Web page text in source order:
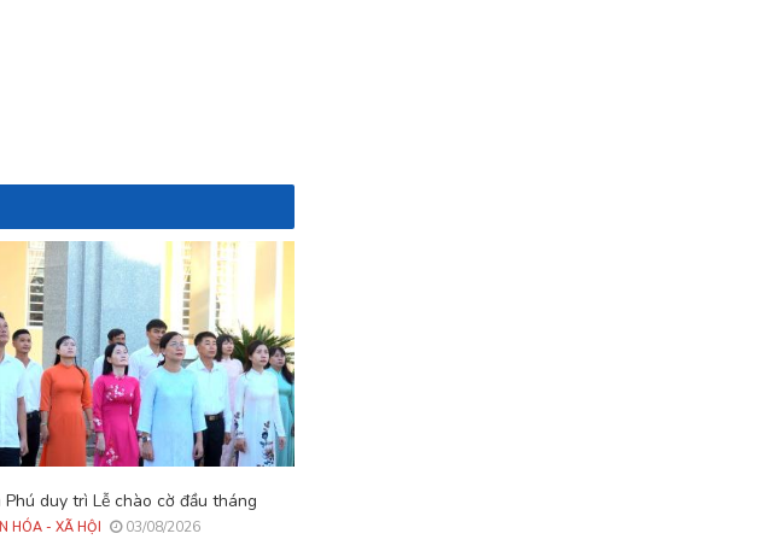
Phú duy trì Lễ chào cờ đầu tháng
HÓA - XÃ HỘI 03/08/2026